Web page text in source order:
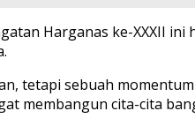
Harganas ke-XXXII
tetapi sebuah
membangun cita-cita